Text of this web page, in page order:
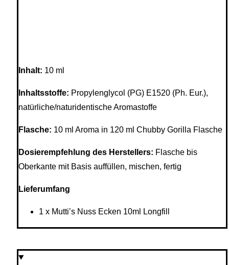
Inhalt: 10 ml
Inhaltsstoffe: Propylenglycol (PG) E1520 (Ph. Eur.),
natürliche/naturidentische Aromastoffe
Flasche: 10 ml Aroma in 120 ml Chubby Gorilla Flasche
Dosierempfehlung des Herstellers: Flasche bis
Oberkante mit Basis auffüllen, mischen, fertig
Lieferumfang
1 x Mutti’s Nuss Ecken 10ml Longfill